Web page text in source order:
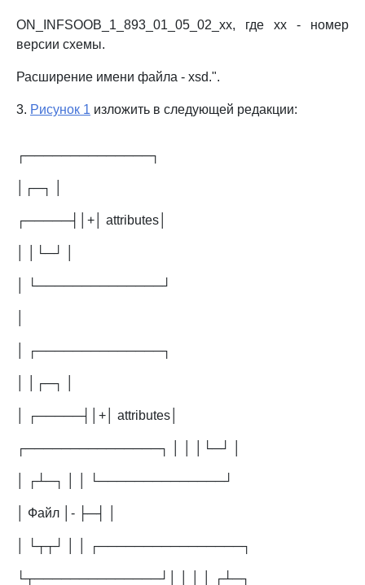
ON_INFSOOB_1_893_01_05_02_xx, где xx - номер
версии схемы.
Расширение имени файла - xsd.".
3. Рисунок 1 изложить в следующей редакции:
┌──────────────┐
│┌─┐ │
┌─────┤│+│ attributes│
│ │└─┘ │
│ └──────────────┘
│ ┌──────────────┐
│ │┌─┐ │
│ ┌─────┤│+│ attributes│
┌───────────────┐ │ │ │└─┘ │
│ ┌┴─┐ │ │ └──────────────┘
│ Файл │- ├─┤ │
│ └┬┬┘ │ │ ┌────────────────┐
└┬──────────────┘│ │ │ │ ┌┴─┐